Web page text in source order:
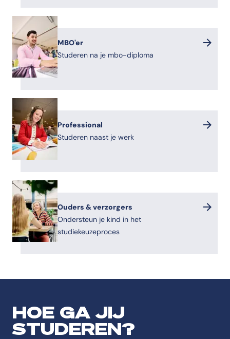
MBO'er
Studeren na je mbo-diploma
Professional
Studeren naast je werk
Ouders & verzorgers
Ondersteun je kind in het
studiekeuzeproces
HOE GA JIJ
STUDEREN?